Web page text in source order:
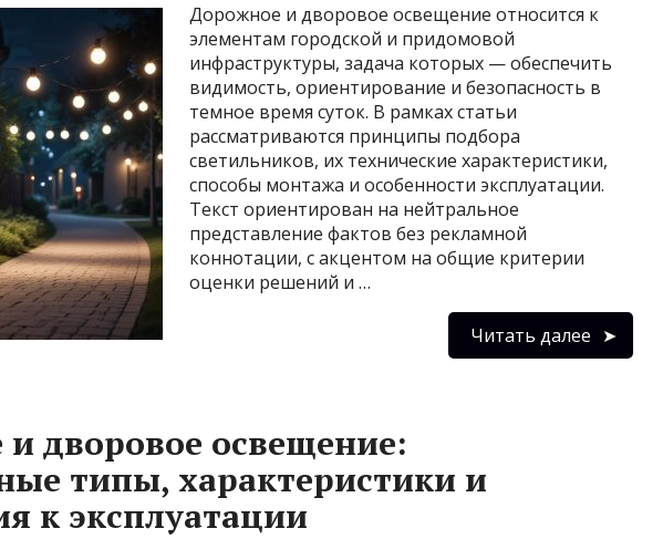
Дорожное и дворовое освещение относится к
элементам городской и придомовой
инфраструктуры, задача которых — обеспечить
видимость, ориентирование и безопасность в
темное время суток. В рамках статьи
рассматриваются принципы подбора
светильников, их технические характеристики,
способы монтажа и особенности эксплуатации.
Текст ориентирован на нейтральное
представление фактов без рекламной
коннотации, с акцентом на общие критерии
оценки решений и …
Читать далее
дворовое освещение:
типы, характеристики и
к эксплуатации